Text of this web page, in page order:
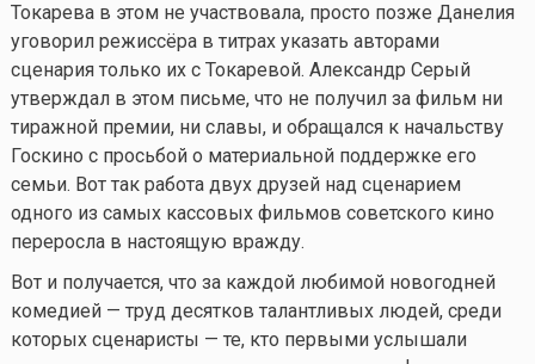
Токарева в этом не участвовала, просто позже Данелия
уговорил режиссёра в титрах указать авторами
сценария только их с Токаревой. Александр Серый
утверждал в этом письме, что не получил за фильм ни
тиражной премии, ни славы, и обращался к начальству
Госкино с просьбой о материальной поддержке его
семьи. Вот так работа двух друзей над сценарием
одного из самых кассовых фильмов советского кино
переросла в настоящую вражду.
Вот и получается, что за каждой любимой новогодней
комедией — труд десятков талантливых людей, среди
которых сценаристы — те, кто первыми услышали